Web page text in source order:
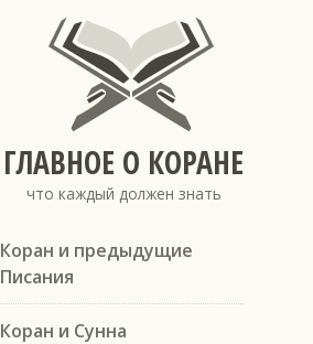
ГЛАВНОЕ О КОРАНЕ
что каждый должен знать
Коран и предыдущие
Писания
Коран и Сунна